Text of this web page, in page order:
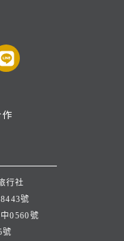
行社
號
0560號
號